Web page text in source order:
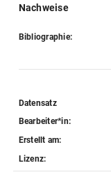
Nachweise
Bibliographie:
Datensatz
Bearbeiter*in:
Erstellt am:
Lizenz: